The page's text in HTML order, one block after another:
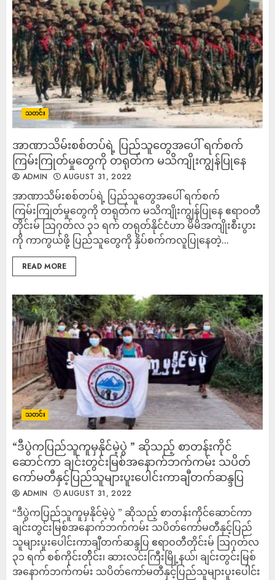
သတင်း
အာဏာသိမ်းစစ်တပ်ရဲ့ ပြည်သူတွေအပေါ် ရက်စက်
ကြမ်းကြုတ်မှုတွေကို တရုတ်က မသိကျိုးကျွန်ပြုနေ
ADMIN AUGUST 31, 2022
အာဏာသိမ်းစစ်တပ်ရဲ့ ပြည်သူတွေအပေါ် ရက်စက်
ကြမ်းကြုတ်မှုတွေကို တရုတ်က မသိကျိုးကျွန်ပြုနေ ဧရာဝတီ
တိုင်းမ် သြဂုတ်လ ၃၁ ရက် တရုတ်နိုင်ငံဟာ မိမိအကျိုးစီးပွား
ကို ကာကွယ်ဖို့ ပြည်သူတွေကို နှိပ်စက်ကလူပြုနေတဲ့...
READ MORE
သတင်း
“ဒီပွဲကပြည်သူကူမှနိုင်မဲ့ပွဲ ” ဆိုသည့် စာတန်းကိုင်
ဆောင်ကာ ချင်းတွင်းမြစ်အနောက်ဘက်ကမ်း သပိတ်
ကော်မတီနှင့်ပြည်သူများပူးပေါင်းကာချီတက်ဆန္ဒပြ
ADMIN AUGUST 31, 2022
“ဒီပွဲကပြည်သူကူမှနိုင်မဲ့ပွဲ ” ဆိုသည့် စာတန်းကိုင်ဆောင်ကာ
ချင်းတွင်းမြစ်အနောက်ဘက်ကမ်း သပိတ်ကော်မတီနှင့်ပြည်
သူများပူးပေါင်းကာချီတက်ဆန္ဒပြ ဧရာဝတီတိုင်းမ် သြဂုတ်လ
၃၁ ရက် စစ်ကိုင်းတ်ိုင်း၊ ဆားလင်းကြီးမြို့နယ်၊ ချင်းတွင်းမြစ်
အနောက်ဘက်ကမ်း သပိတ်ကော်မတီနှင့်ပြည်သူများပူးပေါင်း